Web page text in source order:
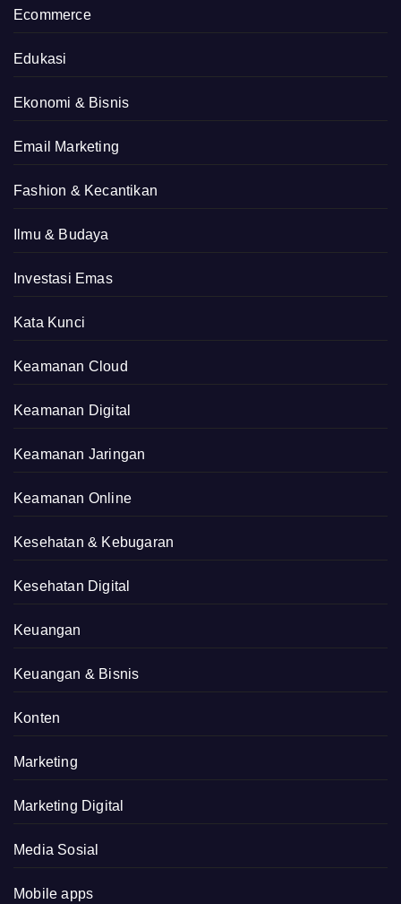
Ecommerce
Edukasi
Ekonomi & Bisnis
Email Marketing
Fashion & Kecantikan
Ilmu & Budaya
Investasi Emas
Kata Kunci
Keamanan Cloud
Keamanan Digital
Keamanan Jaringan
Keamanan Online
Kesehatan & Kebugaran
Kesehatan Digital
Keuangan
Keuangan & Bisnis
Konten
Marketing
Marketing Digital
Media Sosial
Mobile apps